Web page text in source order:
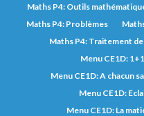
Maths P4: Outils
Maths P4: Problèmes
Maths P4: Traitement
Menu CE1D:
Menu CE1D: A chacun
Menu CE1D:
Menu CE1D: La